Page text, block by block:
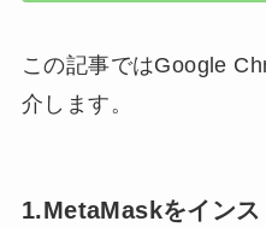
この記事ではGoogle
介します。
1.MetaMaskをインス